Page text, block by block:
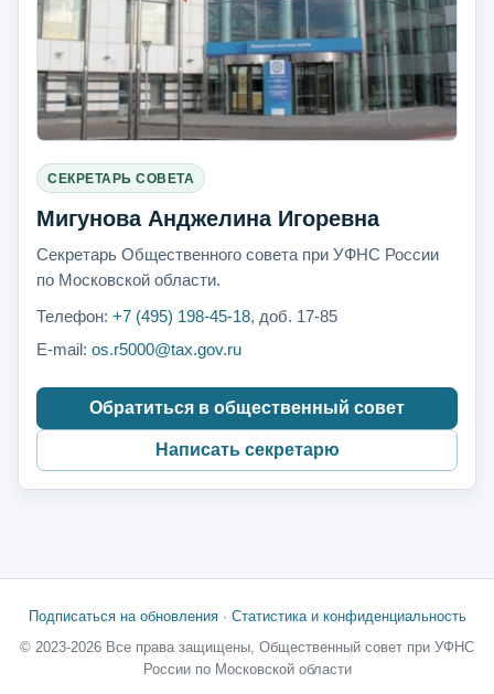
СЕКРЕТАРЬ СОВЕТА
Мигунова Анджелина Игоревна
Секретарь Общественного совета при УФНС России
по Московской области.
Телефон: +7 (495) 198-45-18, доб. 17-85
E-mail: os.r5000@tax.gov.ru
Обратиться в общественный совет
Написать секретарю
Подписаться на обновления· Статистика и конфиденциальность
© 2023-2026 Все права защищены, Общественный совет при УФНС
России по Московской области